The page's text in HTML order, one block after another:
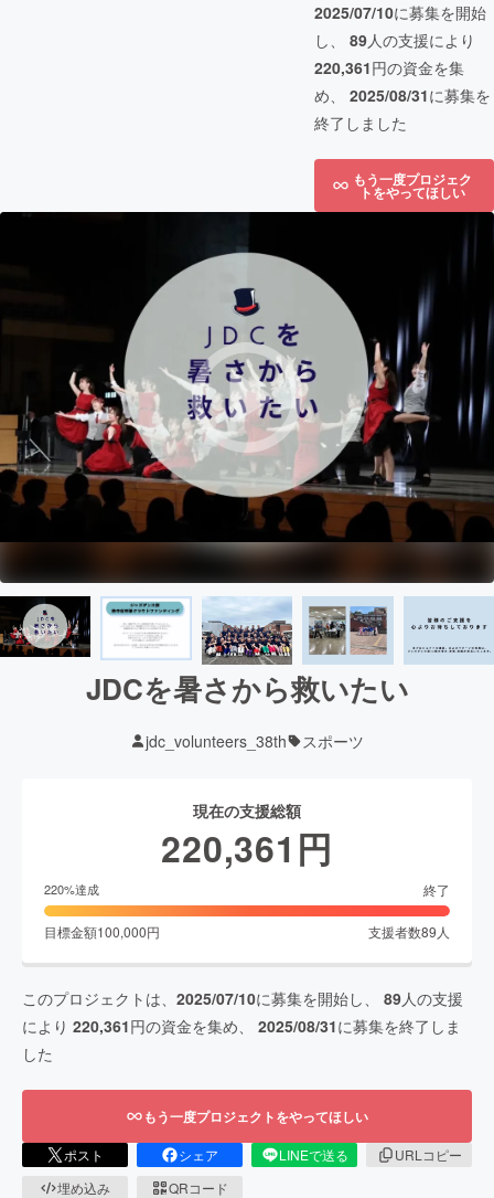
2025/07/10に募集を開始
し、 89人の支援により
220,361円の資金を集
め、 2025/08/31に募集を
終了しました
もう一度プロジェク
トをやってほしい
JDCを暑さから救いたい
jdc_volunteers_38th スポーツ
現在の支援総額
220,361 円
220%達成 終了
目標金額100,000円 支援者数89 人
このプロジェクトは、 2025/07/10に募集を開始し、 89人の支援
により 220,361円の資金を集め、 2025/08/31に募集を終了しま
した
もう一度プロジェクトをやってほしい
ポスト シェア LINEで送る
URLコピー
埋め込み
QRコード